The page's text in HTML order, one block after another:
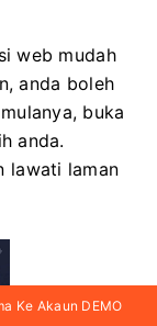
web mudah
anda boleh
buka
anda.
lawati laman
Ke Akaun DEMO